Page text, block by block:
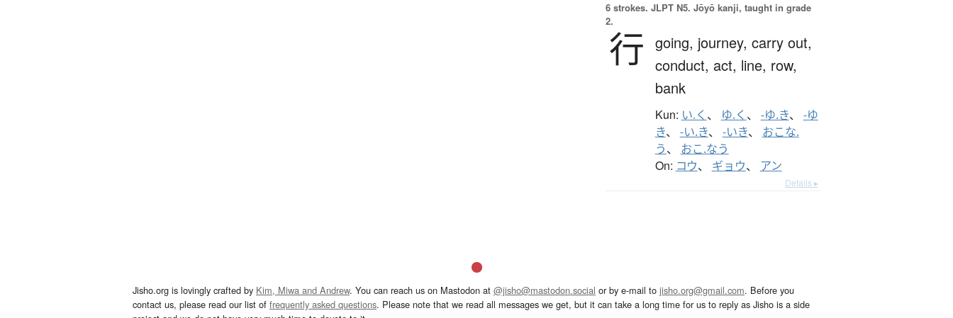
6 strokes. JLPT N5. Jōyō kanji, taught in grade
2.
行 going, journey, carry out,
conduct, act, line, row,
bank
Kun: い.く 、 ゆ.く 、 -ゆ.き、 -ゆ
き、 -い.き、 -いき、 おこな.
う、 おこ.なう
On: コウ、 ギョウ、 アン
Details ▸
Jisho.org is lovingly crafted by Kim, Miwa and Andrew. You can reach us on Mastodon at @jisho@mastodon.social or by e-mail to jisho.org@gmail.com. Before you
contact us, please read our list of frequently asked questions. Please note that we read all messages we get, but it can take a long time for us to reply as Jisho is a side